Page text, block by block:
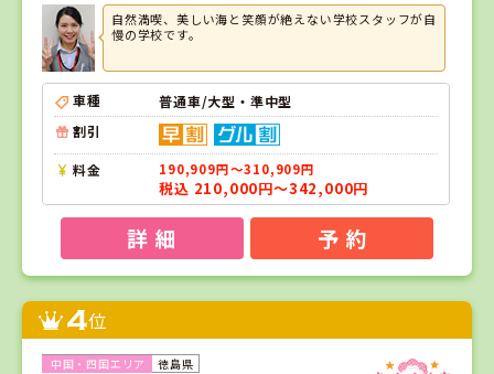
自然満喫、美しい海と笑顔が絶えない学校スタッフが自
慢の学校です。
車種
普通車/大型・準中型
割引
料金 190,909円～310,909円
税込 210,000円～342,000円
詳 細 予 約
4位
徳島県